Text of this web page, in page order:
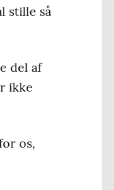
stille så
del af
ikke
os,